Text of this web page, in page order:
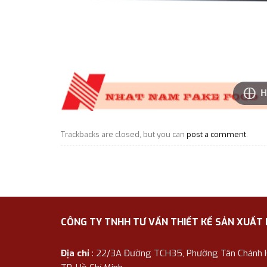
Trackbacks are closed, but you can post a comment.
CÔNG TY TNHH TƯ VẤN THIẾT KẾ SẢN XUẤT
Địa chỉ : 22/3A Đường TCH35, Phường Tân Chánh